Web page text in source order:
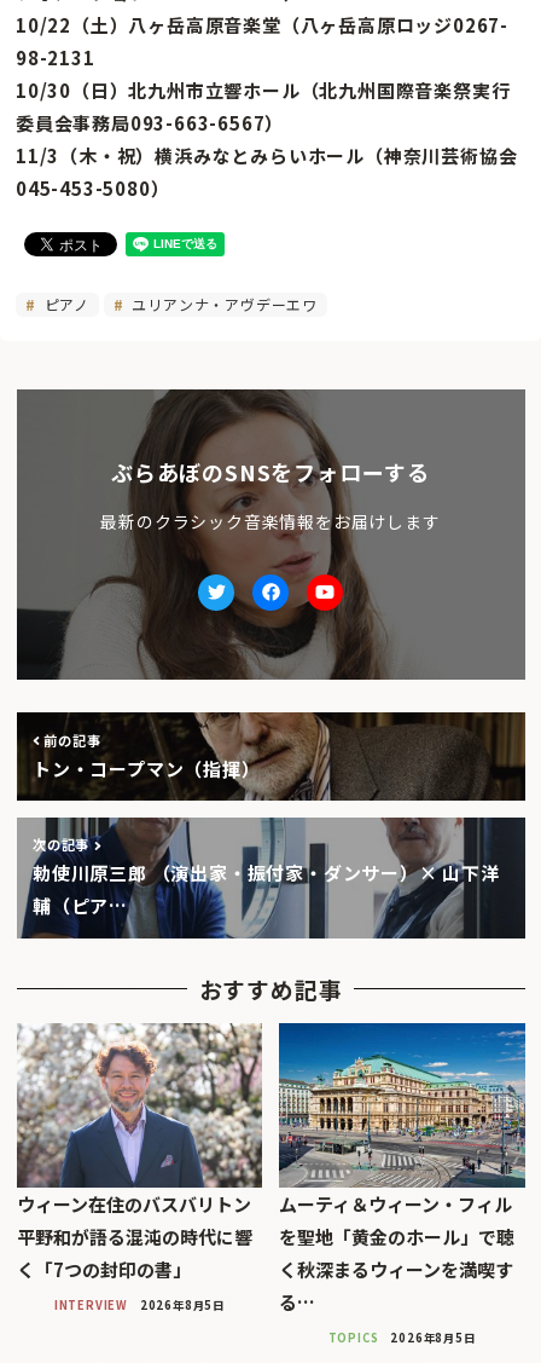
10/22（土）八ヶ岳高原音楽堂（八ヶ岳高原ロッジ0267-
98-2131
10/30（日）北九州市立響ホール（北九州国際音楽祭実行
委員会事務局093-663-6567）
11/3（木・祝）横浜みなとみらいホール（神奈川芸術協会
045-453-5080）
ピアノ ユリアンナ・アヴデーエワ
ぶらあぼのSNSをフォローする
最新のクラシック音楽情報をお届けします
TwitterfacebookYoutube
前の記事
トン・コープマン（指揮）
次の記事
勅使川原三郎 （演出家・振付家・ダンサー）× 山下洋
輔（ピア…
おすすめ記事
ウィーン在住のバスバリトン
平野和が語る混沌の時代に響
く「7つの封印の書」
INTERVIEW 2026年8月5日
ムーティ＆ウィーン・フィル
を聖地「黄金のホール」で聴
く秋深まるウィーンを満喫す
る…
TOPICS 2026年8月5日